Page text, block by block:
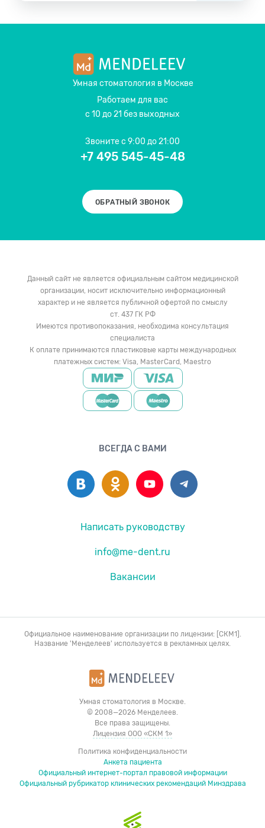
Умная стоматология в Москве
Работаем для вас
с 10 до 21 без выходных
Звонитес 9:00 до 21:00
+7 495 545-45-48
ОБРАТНЫЙ ЗВОНОК
Данный сайт не является официальным сайтом медицинской
организации, носит исключительно информационный
характер и не является публичной офертой по смыслу
ст. 437 ГК РФ
Имеются противопоказания, необходима консультация
специалиста
К оплате принимаются пластиковые карты международных
платежных систем: Visa, MasterCard, Maestro
ВСЕГДА С ВАМИ
Написать руководству
info@me-dent.ru
Вакансии
Официальное наименование организации по лицензии: [СКМ1].
Название 'Менделеев' используется в рекламных целях.
Умная стоматология в Москве.
© 2008—2026 Менделеев.
Все права защищены.
Лицензия ООО «СКМ 1»
Политика конфиденциальности
Анкета пациента
Официальный интернет-портал правовой информации
Официальный рубрикатор клинических рекомендаций Минздрава